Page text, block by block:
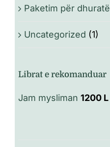
Paketim për dhuratë
Uncategorized (1)
Librat e rekomanduar
Jam mysliman 1200 L